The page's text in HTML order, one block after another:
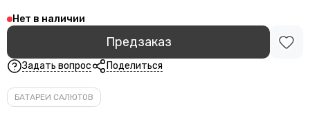
Нет в наличии
Предзаказ
Задать вопрос Поделиться
БАТАРЕИ САЛЮТОВ